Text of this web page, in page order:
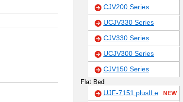
CJV200 Series
UCJV330 Series
CJV330 Series
UCJV300 Series
CJV150 Series
Flat Bed
UJF-7151 plusII e NEW